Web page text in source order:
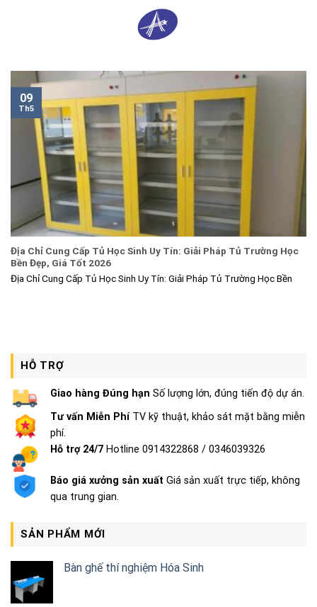
Địa Chỉ Cung Cấp Tủ Học Sinh Uy Tín: Giải Pháp Tủ Trường Học
Bền Đẹp, Giá Tốt 2026
Địa Chỉ Cung Cấp Tủ Học Sinh Uy Tín: Giải Pháp Tủ Trường Học Bền
09
Th5
HỖ TRỢ
Giao hàng Đúng hạn Số lượng lớn, đúng tiến độ dự án.
Tư vấn Miễn PhíTV kỹ thuật, khảo sát mặt bằng miễn
phí.
Hỗ trợ 24/7 Hotline 0914322868 / 0346039326
Báo giá xưởng sản xuất Giá sản xuất trực tiếp, không
qua trung gian.
SẢN PHẨM MỚI
Bàn ghế thí nghiệm Hóa Sinh